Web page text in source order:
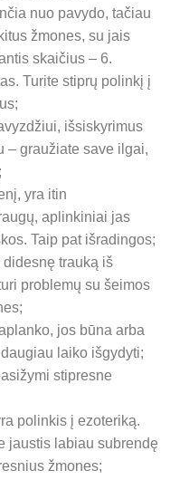
nuo pavydo, tačiau
žmones, su jais
skaičius – 6.
Turite stiprų polinkį į
išsiskyrimus
– graužiate save ilgai,
yra itin
aplinkiniai jas
Taip pat išradingos;
didesnę trauką iš
problemų su šeimos
jos būna arba
laiko išgydyti;
stipresne
polinkis į ezoteriką.
jaustis labiau subrendę
žmones;